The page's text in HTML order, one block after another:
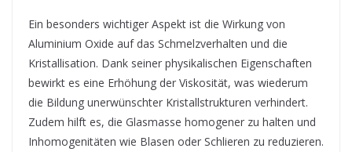
Ein besonders wichtiger Aspekt ist die Wirkung von
Aluminium Oxide auf das Schmelzverhalten und die
Kristallisation. Dank seiner physikalischen Eigenschaften
bewirkt es eine Erhöhung der Viskosität, was wiederum
die Bildung unerwünschter Kristallstrukturen verhindert.
Zudem hilft es, die Glasmasse homogener zu halten und
Inhomogenitäten wie Blasen oder Schlieren zu reduzieren.